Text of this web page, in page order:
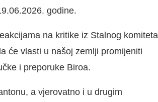
godine.
na kritike iz Stalnog komiteta
će vlasti u našoj zemlji promijeniti
i preporuke Biroa.
a vjerovatno i u drugim